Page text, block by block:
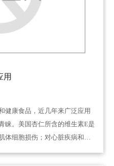
用
健康食品，近几年来广泛应用
睐。美国杏仁所含的维生素E是
细胞损伤；对心脏疾病和白